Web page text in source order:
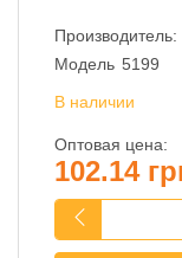
Производитель:
Модель 5199
В наличии
Оптовая цена:
102.14